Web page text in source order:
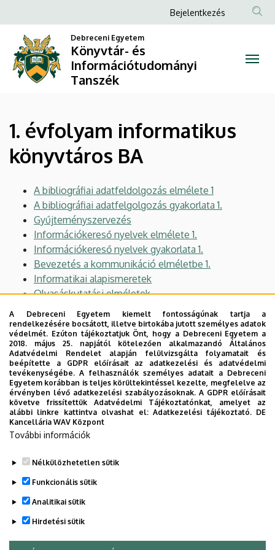
évfolyam
informatikus
könyvtáros
Könyvtár-
Információtudományi
Tanszék
a
tartalomra
Anonim
menüje
Bejelentkezés
Debreceni Egyetem
Könyvtár- és
Információtudományi
Tanszék
1. évfolyam informatikus
könyvtáros BA
A bibliográfiai adatfeldolgozás elmélete 1
A bibliográfiai adatfelgolgozás gyakorlata 1.
Gyűjteményszervezés
Információkereső nyelvek elmélete 1.
Információkereső nyelvek gyakorlata 1.
Bevezetés a kommunikáció elméletbe 1.
Informatikai alapismeretek
Olvasáskutatási elméletek
Olvasáskutatás a könyvtárban
A bibliográfiai adatfeldolgozás elmélete 2.
A bibliográfiai adatfeldolgozás gyakorlata 2.
Információkereső nyelvek elmélete 2.
Információkereső nyelvek gyakorlata 2.
Bevezetés az iskolán kivüli nevelés világába
Nonprofit szektor menedzsmentje
Programozási alapismeretek könyvtárosoknak
Szolgáltatásmenedzsment
Kutatásmódszertan
Weblapszerkesztés
Legutóbbi frissítés: 2023. 09. 05. 15:25
A Debreceni Egyetem kiemelt fontosságúnak tartja a
rendelkezésére bocsátott, illetve birtokába jutott személyes adatok
védelmét. Ezúton tájékoztatjuk Önt, hogy a Debreceni Egyetem a
2018. május 25. napjától kötelezően alkalmazandó Általános
Adatvédelmi Rendelet alapján felülvizsgálta folyamatait és
beépítette a GDPR előírásait az adatkezelési és adatvédelmi
tevékenységébe. A felhasználók személyes adatait a Debreceni
Egyetem korábban is teljes körültekintéssel kezelte, megfelelve az
érvényben lévő adatkezelési szabályozásoknak. A GDPR előírásait
követve frissítettük Adatvédelmi Tájékoztatónkat, amelyet az
alábbi linkre kattintva olvashat el:Adatkezelési tájékoztató. DE
Kancellária WAV Központ
További információk
Nélkülözhetetlen sütik
Funkcionális sütik
Analitikai sütik
Hirdetési sütik